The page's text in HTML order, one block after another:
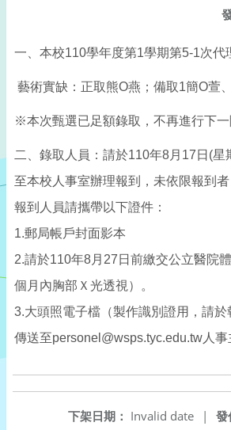
一、本校110學年度第1學期第5-1次代
藝術實缺：正取熊O燕；備取1簡O萱
※本次甄選已足額錄取，不再進行下一
二、錄取人員：請於110年8月17日(星
至本校人事室辦理報到，未依限報到
報到人員請攜帶以下證件：
1.郵局帳戶封面影本
2.請於110年8月27日前繳交公立醫院
個月內胸部Ｘ光透視）。
3.大頭照電子檔（製作識別證用，請
傳送至personel@wsps.tyc.edu.tw人事
發
下架日期： Invalid date
|